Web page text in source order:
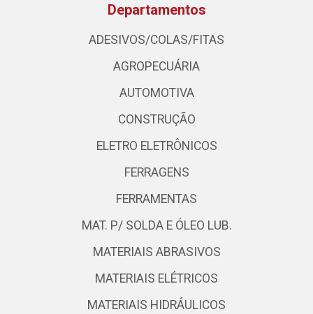
Departamentos
ADESIVOS/COLAS/FITAS
AGROPECUÁRIA
AUTOMOTIVA
CONSTRUÇÃO
ELETRO ELETRÔNICOS
FERRAGENS
FERRAMENTAS
MAT. P/ SOLDA E ÓLEO LUB.
MATERIAIS ABRASIVOS
MATERIAIS ELÉTRICOS
MATERIAIS HIDRÁULICOS